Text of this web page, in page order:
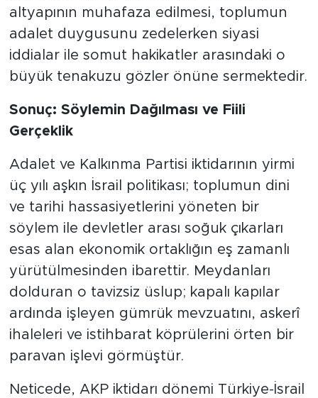
altyapının muhafaza edilmesi, toplumun
adalet duygusunu zedelerken siyasi
iddialar ile somut hakikatler arasındaki o
büyük tenakuzu gözler önüne sermektedir.
Sonuç: Söylemin Dağılması ve Fiili
Gerçeklik
Adalet ve Kalkınma Partisi iktidarının yirmi
üç yılı aşkın İsrail politikası; toplumun dini
ve tarihi hassasiyetlerini yöneten bir
söylem ile devletler arası soğuk çıkarları
esas alan ekonomik ortaklığın eş zamanlı
yürütülmesinden ibarettir. Meydanları
dolduran o tavizsiz üslup; kapalı kapılar
ardında işleyen gümrük mevzuatını, askerî
ihaleleri ve istihbarat köprülerini örten bir
paravan işlevi görmüştür.
​Neticede, AKP iktidarı dönemi Türkiye-İsrail